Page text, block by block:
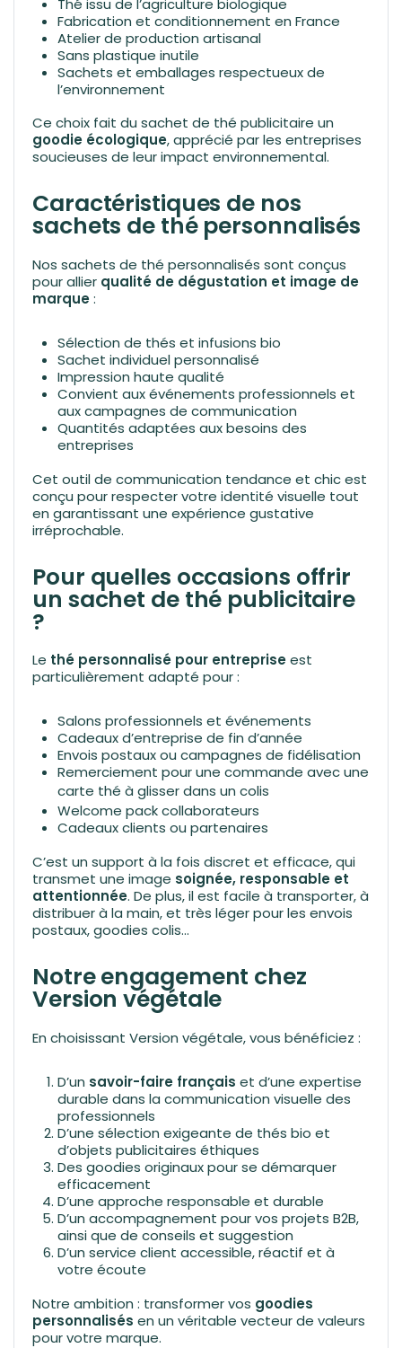
Thé issu de l’agriculture biologique
Fabrication et conditionnement en France
Atelier de production artisanal
Sans plastique inutile
Sachets et emballages respectueux de
l’environnement
Ce choix fait du sachet de thé publicitaire un
goodie écologique, apprécié par les entreprises
soucieuses de leur impact environnemental.
Caractéristiques de nos
sachets de thé personnalisés
Nos sachets de thé personnalisés sont conçus
pour allier qualité de dégustation et image de
marque:
Sélection de thés et infusions bio
Sachet individuel personnalisé
Impression haute qualité
Convient aux événements professionnels et
aux campagnes de communication
Quantités adaptées aux besoins des
entreprises
Cet outil de communication tendance et chic est
conçu pour respecter votre identité visuelle tout
en garantissant une expérience gustative
irréprochable.
Pour quelles occasions offrir
un sachet de thé publicitaire
?
Le thé personnalisé pour entrepriseest
particulièrement adapté pour :
Salons professionnels et événements
Cadeaux d’entreprise de fin d’année
Envois postaux ou campagnes de fidélisation
Remerciement pour une commande avec une
carte thé à glisser dans un colis
Welcome pack collaborateurs
Cadeaux clients ou partenaires
C’est un support à la fois discret et efficace, qui
transmet une image soignée, responsable et
attentionnée. De plus, il est facile à transporter, à
distribuer à la main, et très léger pour les envois
postaux, goodies colis…
Notre engagement chez
Version végétale
En choisissant Version végétale, vous bénéficiez :
D’un savoir-faire françaiset d’une expertise
durable dans la communication visuelle des
professionnels
D’une sélection exigeante de thés bio et
d’objets publicitaires éthiques
Des goodies originaux pour se démarquer
efficacement
D’une approche responsable et durable
D’un accompagnement pour vos projets B2B,
ainsi que de conseils et suggestion
D’un service client accessible, réactif et à
votre écoute
Notre ambition : transformer vos goodies
personnalisés en un véritable vecteur de valeurs
pour votre marque.